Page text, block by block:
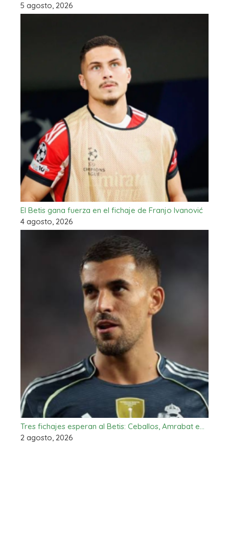
5 agosto, 2026
El Betis gana fuerza en el fichaje de Franjo Ivanović
4 agosto, 2026
Tres fichajes esperan al Betis: Ceballos, Amrabat e…
2 agosto, 2026